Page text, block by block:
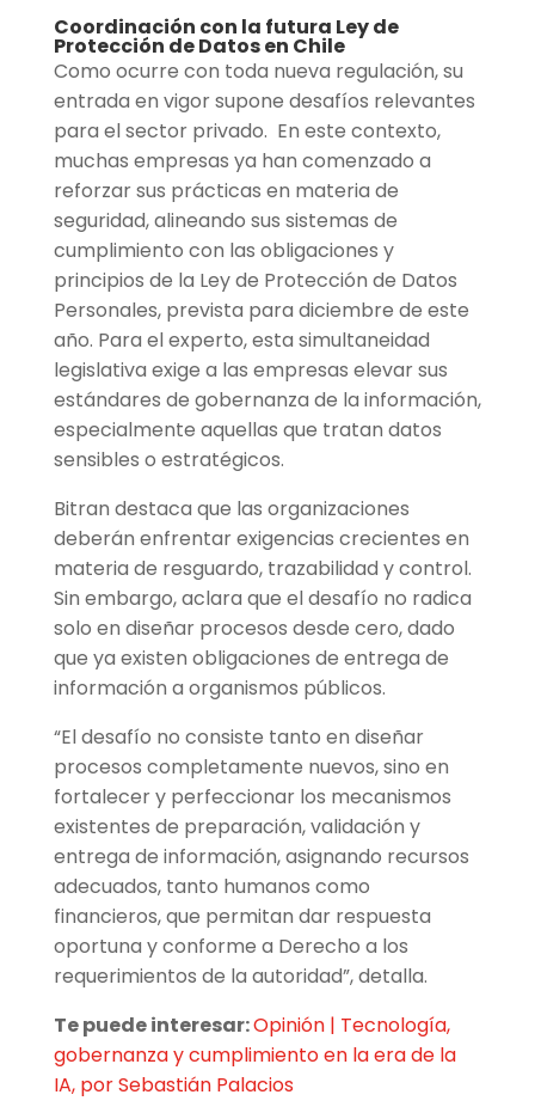
Coordinación con la futura Ley de
Protección de Datos en Chile
Como ocurre con toda nueva regulación, su
entrada en vigor supone desafíos relevantes
para el sector privado. En este contexto,
muchas empresas ya han comenzado a
reforzar sus prácticas en materia de
seguridad, alineando sus sistemas de
cumplimiento con las obligaciones y
principios de la Ley de Protección de Datos
Personales, prevista para diciembre de este
año. Para el experto, esta simultaneidad
legislativa exige a las empresas elevar sus
estándares de gobernanza de la información,
especialmente aquellas que tratan datos
sensibles o estratégicos.
Bitran destaca que las organizaciones
deberán enfrentar exigencias crecientes en
materia de resguardo, trazabilidad y control.
Sin embargo, aclara que el desafío no radica
solo en diseñar procesos desde cero, dado
que ya existen obligaciones de entrega de
información a organismos públicos.
“El desafío no consiste tanto en diseñar
procesos completamente nuevos, sino en
fortalecer y perfeccionar los mecanismos
existentes de preparación, validación y
entrega de información, asignando recursos
adecuados, tanto humanos como
financieros, que permitan dar respuesta
oportuna y conforme a Derecho a los
requerimientos de la autoridad”, detalla.
Te puede interesar:Opinión | Tecnología,
gobernanza y cumplimiento en la era de la
IA, por Sebastián Palacios